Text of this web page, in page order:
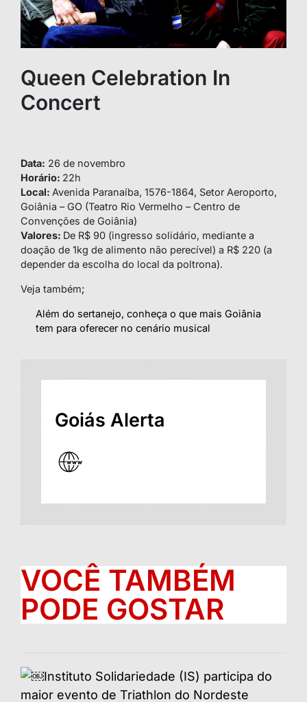
Queen Celebration In
Concert
Data: 26 de novembro
Horário: 22h
Local: Avenida Paranaíba, 1576-1864, Setor Aeroporto,
Goiânia – GO (Teatro Rio Vermelho – Centro de
Convenções de Goiânia)
Valores: De R$ 90 (ingresso solidário, mediante a
doação de 1kg de alimento não perecível) a R$ 220 (a
depender da escolha do local da poltrona).
Veja também;
Além do sertanejo, conheça o que mais Goiânia
tem para oferecer no cenário musical
Goiás Alerta
VOCÊ TAMBÉM
PODE GOSTAR